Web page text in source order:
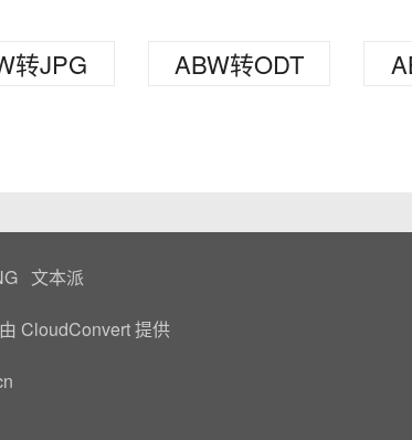
转JPG ABW转ODT
文本派
CloudConvert提供